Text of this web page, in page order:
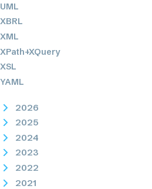
UML
XBRL
XML
XPath+XQuery
XSL
YAML
2026
2025
2024
2023
2022
2021